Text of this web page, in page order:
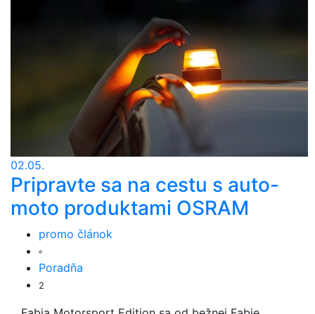
02.05.
Pripravte sa na cestu s auto-
moto produktami OSRAM
promo článok
Poradňa
2